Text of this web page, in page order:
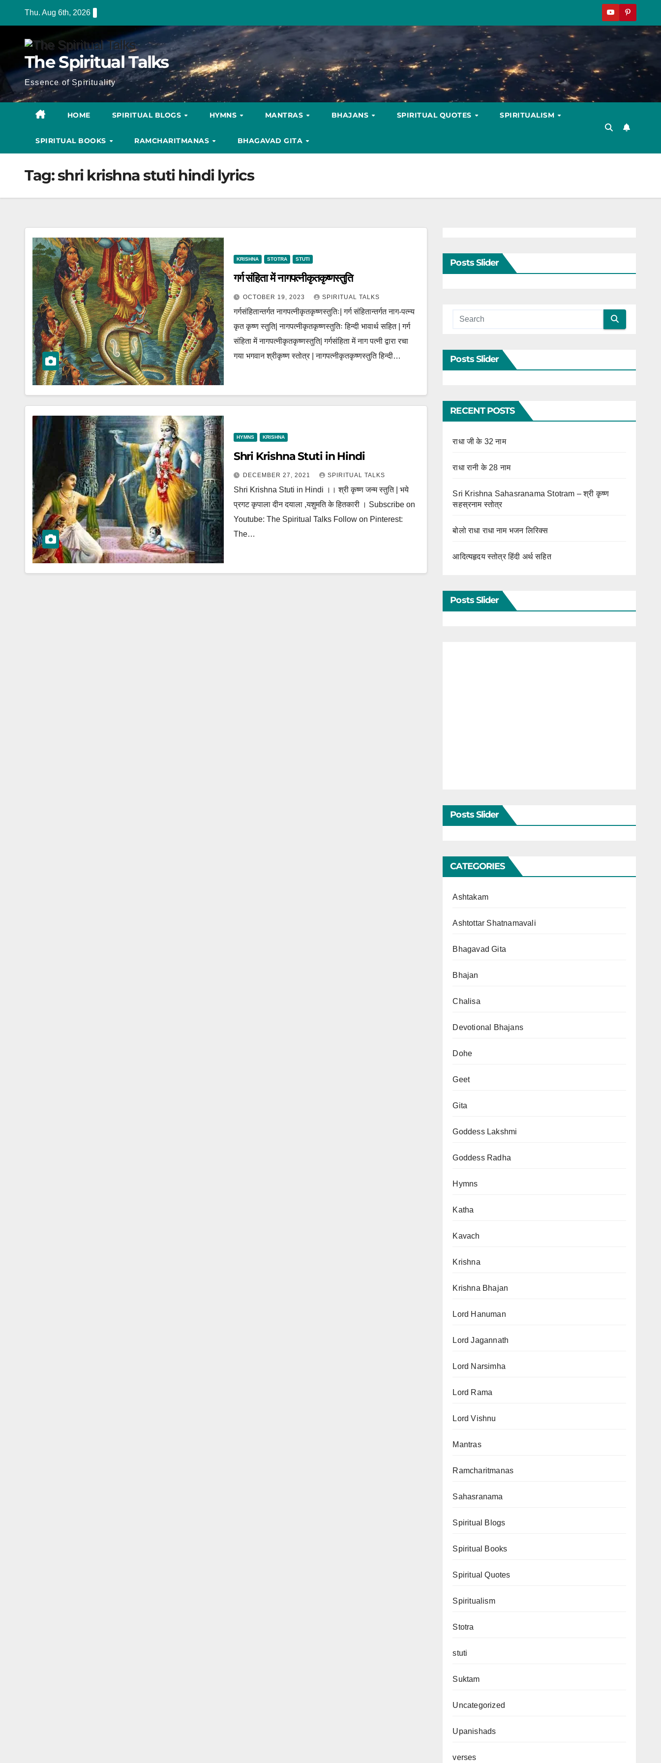
Thu. Aug 6th, 2026
The Spiritual Talks
Essence of Spirituality
HOME SPIRITUAL BLOGS HYMNS MANTRAS BHAJANS SPIRITUAL QUOTES SPIRITUALISM
SPIRITUAL BOOKS RAMCHARITMANAS BHAGAVAD GITA
Tag:shri krishna stuti hindi lyrics
KRISHNA STOTRA STUTI
गर्ग संहिता में नागपत्नीकृतकृष्णस्तुति
OCTOBER 19, 2023 SPIRITUAL TALKS
गर्गसंहितान्तर्गत नागपत्नीकृतकृष्णस्तुतिः| गर्ग संहितान्तर्गत नाग-पत्न्य
कृत कृष्ण स्तुति| नागपत्नीकृतकृष्णस्तुतिः हिन्दी भावार्थ सहित | गर्ग
संहिता में नागपत्नीकृतकृष्णस्तुति| गर्गसंहिता में नाग पत्नी द्वारा रचा
गया भगवान श्रीकृष्ण स्तोत्र | नागपत्नीकृतकृष्णस्तुति हिन्दी…
HYMNS KRISHNA
Shri Krishna Stuti in Hindi
DECEMBER 27, 2021 SPIRITUAL TALKS
Shri Krishna Stuti in Hindi ।। श्री कृष्ण जन्म स्तुति | भये
प्रगट कृपाला दीन दयाला ,यशुमति के हितकारी । Subscribe on
Youtube: The Spiritual Talks Follow on Pinterest:
The…
Posts Slider
Posts Slider
RECENT POSTS
राधा जी के 32 नाम
राधा रानी के 28 नाम
Sri Krishna Sahasranama Stotram – श्री कृष्ण
सहस्रनाम स्तोत्र
बोलो राधा राधा नाम भजन लिरिक्स
आदित्यहृदय स्तोत्र हिंदी अर्थ सहित
Posts Slider
Posts Slider
CATEGORIES
Ashtakam
Ashtottar Shatnamavali
Bhagavad Gita
Bhajan
Chalisa
Devotional Bhajans
Dohe
Geet
Gita
Goddess Lakshmi
Goddess Radha
Hymns
Katha
Kavach
Krishna
Krishna Bhajan
Lord Hanuman
Lord Jagannath
Lord Narsimha
Lord Rama
Lord Vishnu
Mantras
Ramcharitmanas
Sahasranama
Spiritual Blogs
Spiritual Books
Spiritual Quotes
Spiritualism
Stotra
stuti
Suktam
Uncategorized
Upanishads
verses